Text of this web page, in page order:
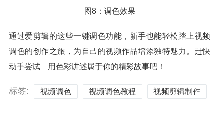
图8：调色效果
通过爱剪辑的这些一键调色功能，新手也能轻松踏上视频
调色的创作之旅，为自己的视频作品增添独特魅力。赶快
动手尝试，用色彩讲述属于你的精彩故事吧！
标签: 视频调色 视频调色教程 视频剪辑制作